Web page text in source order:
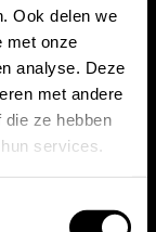
Ook delen we
met onze
analyse. Deze
met andere
ze hebben
services.
88 481 47
28 575 85